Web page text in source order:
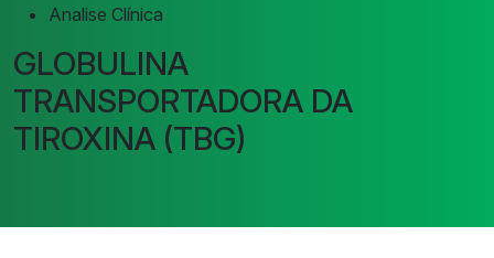
Analise Clínica
GLOBULINA
TRANSPORTADORA DA
TIROXINA (TBG)